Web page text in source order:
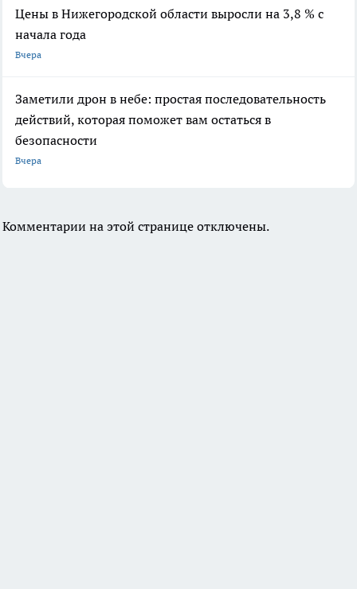
Цены в Нижегородской области выросли на 3,8 % с
начала года
Вчера
Заметили дрон в небе: простая последовательность
действий, которая поможет вам остаться в
безопасности
Вчера
Комментарии на этой странице отключены.